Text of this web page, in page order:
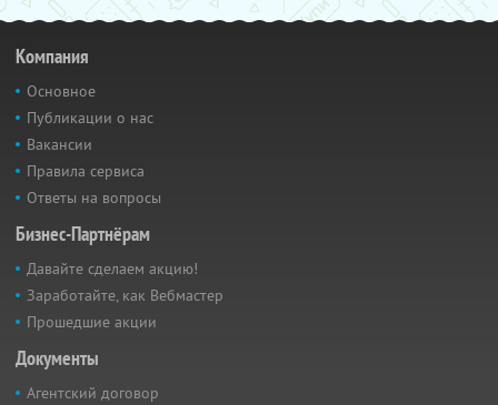
Компания
Основное
Публикации о нас
Вакансии
Правила сервиса
Ответы на вопросы
Бизнес-Партнёрам
Давайте сделаем акцию!
Заработайте, как Вебмастер
Прошедшие акции
Документы
Агентский договор